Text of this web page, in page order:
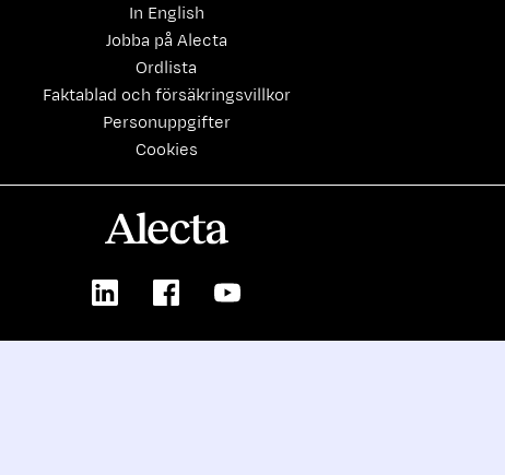
In English
Jobba på Alecta
Ordlista
Faktablad och försäkringsvillkor
Personuppgifter
Cookies
LinkedIn FacebookYoutube
Alecta